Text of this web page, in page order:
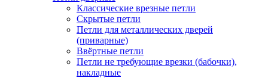
Классические врезные петли
Скрытые петли
Петли для металлических дверей
(приварные)
Ввёртные петли
Петли не требующие врезки (бабочки),
накладные